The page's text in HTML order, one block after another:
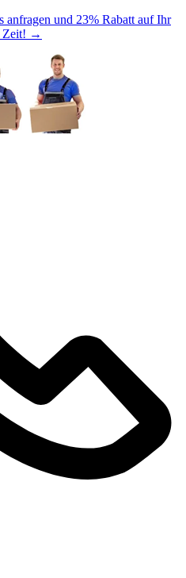
anfragen und 23% Rabatt auf Ihr
Zeit! →